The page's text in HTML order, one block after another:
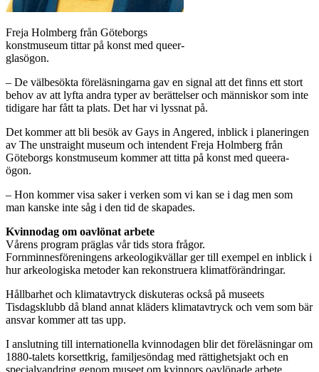
Freja Holmberg från Göteborgs
konstmuseum tittar på konst med queer-
glasögon.
– De välbesökta föreläsningarna gav en signal att det finns ett stort
behov av att lyfta andra typer av berättelser och människor som inte
tidigare har fått ta plats. Det har vi lyssnat på.
Det kommer att bli besök av Gays in Angered, inblick i planeringen
av The unstraight museum och intendent Freja Holmberg från
Göteborgs konstmuseum kommer att titta på konst med queera-
ögon.
– Hon kommer visa saker i verken som vi kan se i dag men som
man kanske inte såg i den tid de skapades.
Kvinnodag om oavlönat arbete
Vårens program präglas vår tids stora frågor.
Fornminnesföreningens arkeologikvällar ger till exempel en inblick i
hur arkeologiska metoder kan rekonstruera klimatförändringar.
Hållbarhet och klimatavtryck diskuteras också på museets
Tisdagsklubb då bland annat kläders klimatavtryck och vem som bär
ansvar kommer att tas upp.
I anslutning till internationella kvinnodagen blir det föreläsningar om
1880-talets korsettkrig, familjesöndag med rättighetsjakt och en
specialvandring genom museet om kvinnors oavlönade arbete.